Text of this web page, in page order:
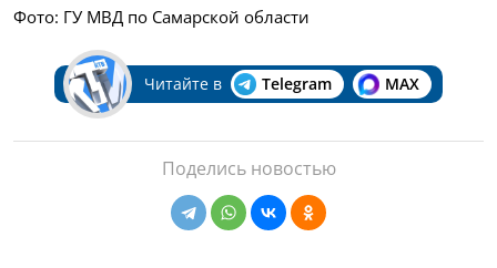
Фото: ГУ МВД по Самарской области
Читайте в Telegram MAX
Поделись новостью